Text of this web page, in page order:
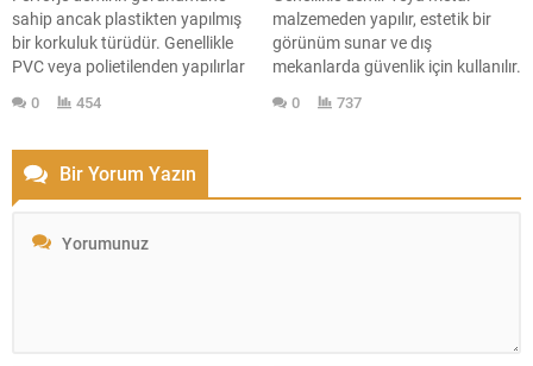
sahip ancak plastikten yapılmış
bir korkuluk türüdür. Genellikle
PVC veya polietilenden yapılırlar
mevcuttur. Estetik açıdan ferforje
malzemeden üretilen güvenlik
çitleridir. PVC veya polimer
kullanılarak yapılan bu
korkuluklar, dış mekanlarda
estetik ve dayanıklı bir çözüm
0 454
malzemeden yapılır, estetik bir
görünüm sunar ve dış
mekanlarda güvenlik için kullanılır.
tarzlarda bulunurlar. Zarif Estetik
0 737
Bir Yorum Yazın